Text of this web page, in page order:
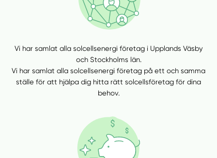
Vi har samlat alla solcellsenergi företag i Upplands Väsby
och Stockholms län.
Vi har samlat alla solcellsenergi företag på ett och samma
ställe för att hjälpa dig hitta rätt solcellsföretag för dina
behov.